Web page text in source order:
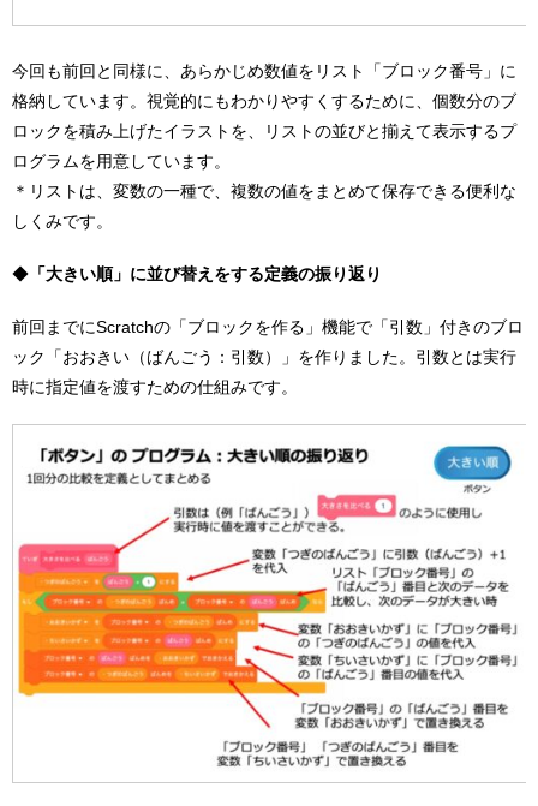
今回も前回と同様に、あらかじめ数値をリスト「ブロック番号」に
格納しています。視覚的にもわかりやすくするために、個数分のブ
ロックを積み上げたイラストを、リストの並びと揃えて表示するプ
ログラムを用意しています。
＊リストは、変数の一種で、複数の値をまとめて保存できる便利な
しくみです。
◆ 「大きい順」に並び替えをする定義の振り返り
前回までにScratchの「ブロックを作る」機能で「引数」付きのブロ
ック「おおきい（ばんごう：引数）」を作りました。引数とは実行
時に指定値を渡すための仕組みです。